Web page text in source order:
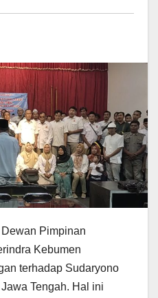
Dewan Pimpinan
Kebumen
terhadap Sudaryono
Tengah. Hal ini